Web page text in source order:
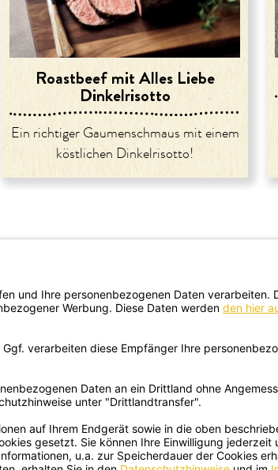
Roastbeef mit Alles Liebe
Dinkelrisotto
Ein richtiger Gaumenschmaus mit einem
köstlichen Dinkelrisotto!